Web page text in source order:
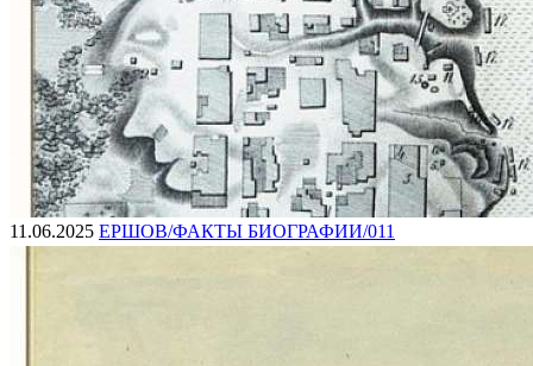
11.06.2025 ЕРШОВ/ФАКТЫ БИОГРАФИИ/011